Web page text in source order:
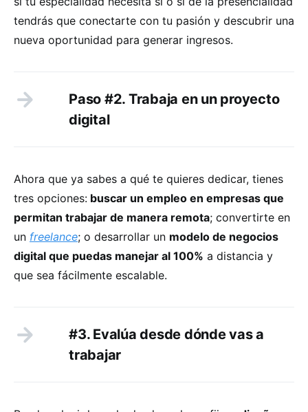
tendrás que conectarte con tu pasión y descubrir una
nueva oportunidad para generar ingresos.
Paso #2. Trabaja en un proyecto
digital
Ahora que ya sabes a qué te quieres dedicar, tienes
tres opciones: buscar un empleo en empresas que
permitan trabajar de manera remota; convertirte en
un freelance; o desarrollar un modelo de negocios
digital que puedas manejar al 100% a distancia y
que sea fácilmente escalable.
#3. Evalúa desde dónde vas a
trabajar